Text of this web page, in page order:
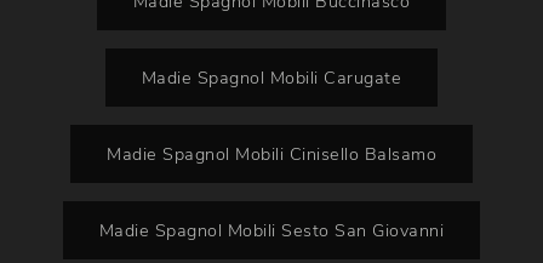
Madie Spagnol Mobili Carugate
Madie Spagnol Mobili Cinisello Balsamo
Madie Spagnol Mobili Sesto San Giovanni